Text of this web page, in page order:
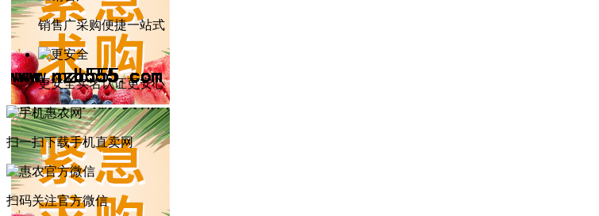
销售广采购便捷一站式
更安全实名认证更安心
扫一扫下载手机直卖网
扫码关注官方微信